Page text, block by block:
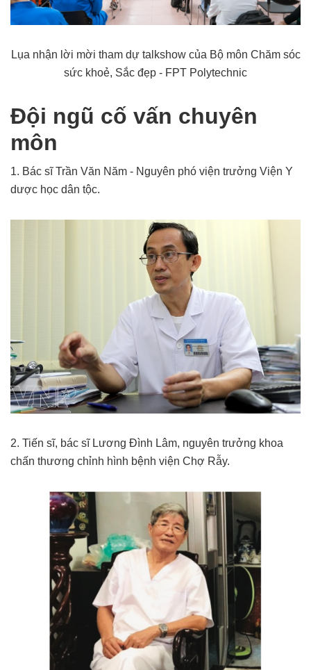
Lụa nhận lời mời tham dự talkshow của Bộ môn Chăm sóc
sức khoẻ, Sắc đẹp - FPT Polytechnic
Đội ngũ cố vấn chuyên
môn
1. Bác sĩ Trần Văn Năm - Nguyên phó viện trưởng Viện Y
dược học dân tộc.
2. Tiến sĩ, bác sĩ Lương Đình Lâm, nguyên trưởng khoa
chấn thương chỉnh hình bệnh viện Chợ Rẫy.